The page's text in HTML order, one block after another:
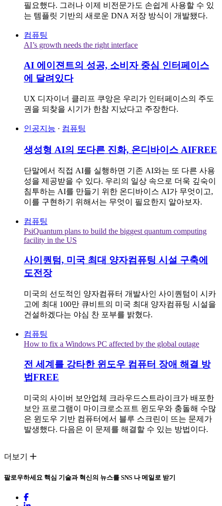
필요했다. 그러나 이제 비전문가도 손쉽게 사용할 수 있
는 템플릿 기반의 새로운 DNA 저장 방식이 개발됐다.
컴퓨팅
AI’s growth needs the right interface
AI 에이젼트의 성공, 소비자 중심 인터페이스
에 달려있다
UX 디자이너 클리프 쿠앙은 우리가 인터페이스의 주도
권을 되찾을 시기가 한참 지났다고 주장한다.
인공지능 · 컴퓨팅
생성형 AI의 또다른 진화, 온디바이스 AIFREE
단말에서 직접 AI를 실행하면 기존 AI와는 또 다른 사용
성을 제공받을 수 있다. 우리의 일상 속으로 더욱 깊숙이
침투하는 AI를 만들기 위한 온디바이스 AI가 무엇이고,
이를 구현하기 위해서는 무엇이 필요한지 알아보자.
컴퓨팅
PsiQuantum plans to build the biggest quantum computing
facility in the US
사이퀀텀, 미국 최대 양자컴퓨팅 시설 구축에
도전장
미국의 선도적인 양자컴퓨터 개발사인 사이퀀텀이 시카
고에 최대 100만 큐비트의 미국 최대 양자컴퓨팅 시설을
건설하겠다는 야심 찬 포부를 밝혔다.
컴퓨팅
How to fix a Windows PC affected by the global outage
전 세계를 강타한 윈도우 컴퓨터 장애 해결 방
법FREE
미국의 사이버 보안업체 크라우드스트라이크가 배포한
보안 프로그램이 마이크로소프트 윈도우와 충돌해 수많
은 윈도우 기반 컴퓨터에서 블루 스크린이 뜨는 문제가
발생했다. 다음은 이 문제를 해결할 수 있는 방법이다.
더보기
팔로우하세요 핵심 기술과 혁신의 뉴스를 SNS 나 메일로 받기